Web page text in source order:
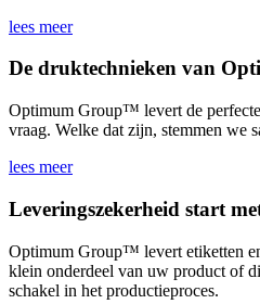
lees meer
De druktechnieken van
Optimum Group™ levert de
vraag. Welke dat zijn, stemmen we
lees meer
Leveringszekerheid start
Optimum Group™ levert etiketten
klein onderdeel van uw product of
schakel in het productieproces.